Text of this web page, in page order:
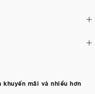
mãi và nhiều hơn